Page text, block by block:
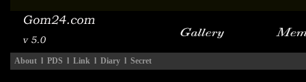
About l PDS l Link l Diary l Secret